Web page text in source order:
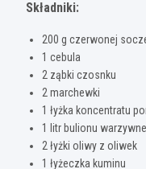
Składniki:
200 g czerwonej
1 cebula
2 ząbki czosnku
2 marchewki
1 łyżka koncentratu
1 litr bulionu
2 łyżki oliwy z oliwek
1 łyżeczka kuminu